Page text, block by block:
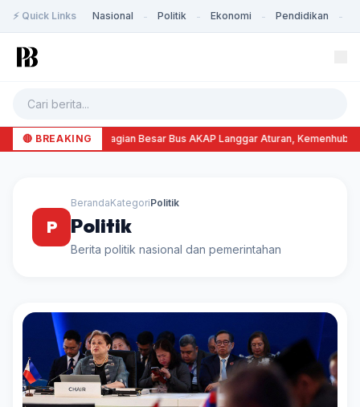
⚡ Quick Links Nasional - Politik - Ekonomi - Pendidikan -
🔴 BREAKINGSebagian Besar Bus AKAP Langgar Aturan, Kemenhub
P
BerandaKategoriPolitik
Politik
Berita politik nasional dan pemerintahan